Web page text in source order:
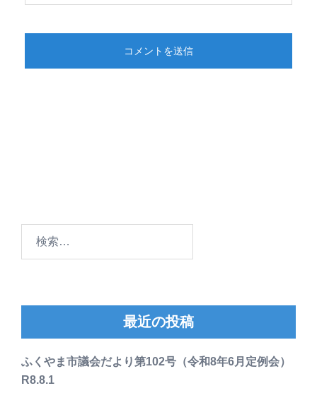
最近の投稿
ふくやま市議会だより第102号（令和8年6月定例会）
R8.8.1